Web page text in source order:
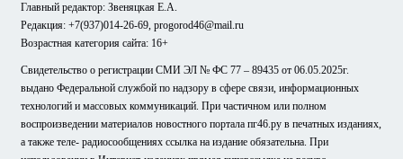
Главный редактор: Звеняцкая Е.А.
Редакция: +7(937)014-26-69, progorod46@mail.ru
Возрастная категория сайта: 16+
Свидетельство о регистрации СМИ ЭЛ № ФС 77 – 89435 от 06.05.2025г.
выдано Федеральной службой по надзору в сфере связи, информационных
технологий и массовых коммуникаций. При частичном или полном
воспроизведении материалов новостного портала пг46.ру в печатных изданиях,
а также теле- радиосообщениях ссылка на издание обязательна. При